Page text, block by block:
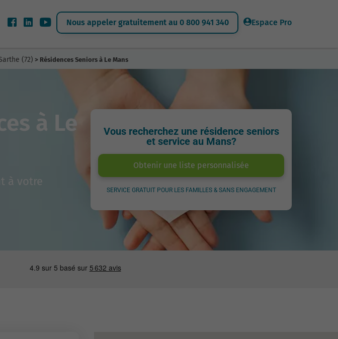
Nous appeler gratuitement au 0 800 941 340 Espace Pro
(72) > Résidences Seniors à Le Mans
à Le
à votre
Vous recherchez une résidence seniors
et service au Mans?
Obtenir une liste personnalisée
SERVICE GRATUIT POUR LES FAMILLES & SANS ENGAGEMENT